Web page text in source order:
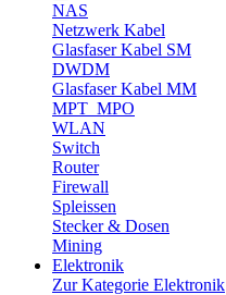
NAS
Netzwerk Kabel
Glasfaser Kabel SM
DWDM
Glasfaser Kabel MM
MPT_MPO
WLAN
Switch
Router
Firewall
Spleissen
Stecker & Dosen
Mining
Elektronik
Zur Kategorie Elektronik